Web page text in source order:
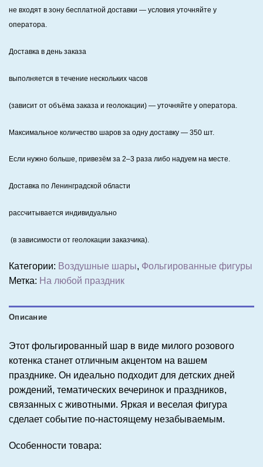
не входят в зону бесплатной доставки — условия уточняйте у
оператора.
Доставка в день заказа
выполняется в течение нескольких часов
(зависит от объёма заказа и геолокации) — уточняйте у оператора.
Максимальное количество шаров за одну доставку — 350 шт.
Если нужно больше, привезём за 2–3 раза либо надуем на месте.
Доставка по Ленинградской области
рассчитывается индивидуально
(в зависимости от геолокации заказчика).
Категории: Воздушные шары, Фольгированные фигуры
Метка: На любой праздник
Описание
Этот фольгированный шар в виде милого розового
котенка станет отличным акцентом на вашем
празднике. Он идеально подходит для детских дней
рождений, тематических вечеринок и праздников,
связанных с животными. Яркая и веселая фигура
сделает событие по-настоящему незабываемым.
Особенности товара: